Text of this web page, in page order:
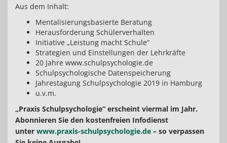
Aus dem Inhalt:
Mentalisierungsbasierte Beratung
Herausforderung Schülerverhalten
Initiative „Leistung macht Schule“
Strategien und Einstellungen der Lehrkräfte
20 Jahre www.schulpsychologie.de
Schulpsychologische Datenspeicherung
Jahrestagung Schulpsychologie 2019 in Hamburg
u.v.m.
„Praxis Schulpsychologie“ erscheint viermal im Jahr.
Abonnieren Sie den kostenfreien Infodienst
unter www.praxis-schulpsychologie.de – so verpassen